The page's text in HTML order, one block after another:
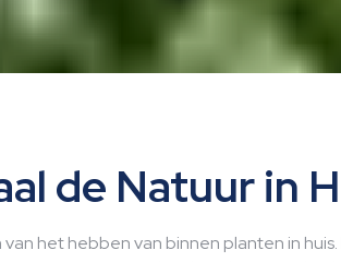
de Natuur in
het hebben van binnen planten in huis.